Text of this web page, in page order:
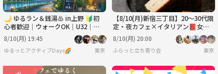
🌙 ゆるラン＆銭湯♨️ in上野 🔰初
心者歓迎｜ウォークOK｜U32｜女
性主催
8/10(月) 19:45
ゆるっとアクティブDays🌈 東京
【8/10(月)新宿三丁目】20〜30代限
定・夜カフェ×イタリアン📕女性
主催・夜景と語る少人数会☕️
8/10(月) 20:00
ふらっと立ち寄り会 東京